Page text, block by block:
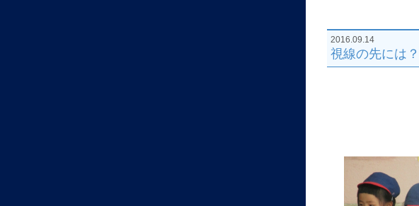
2016.09.14
視線の先には？